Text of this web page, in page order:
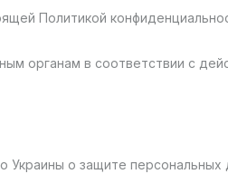
Политикой
органам в соответствии с
Украины о защите